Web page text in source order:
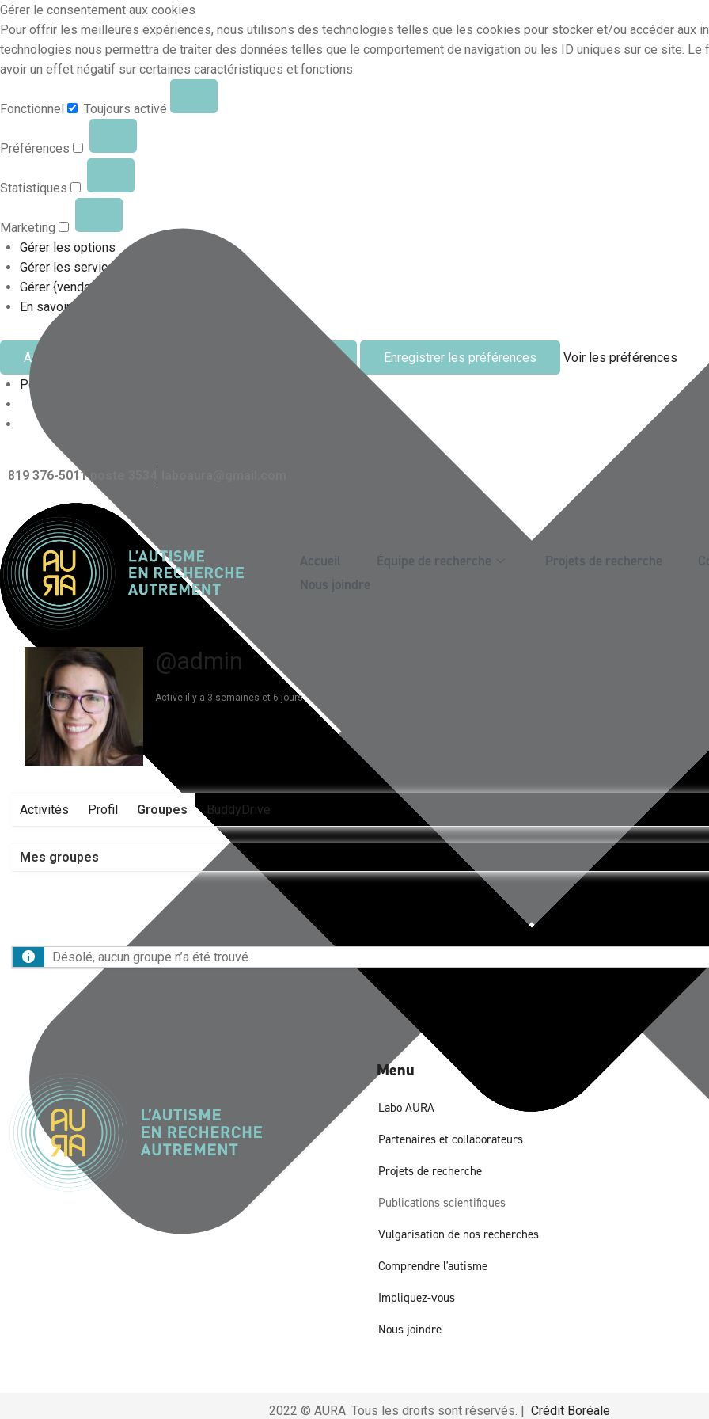
Gérer le consentement aux cookies
Pour offrir les meilleures expériences, nous utilisons des technologies telles que les cookies pour stocker et/ou accéder aux
technologies nous permettra de traiter des données telles que le comportement de navigation ou les ID uniques sur ce site.
avoir un effet négatif sur certaines caractéristiques et fonctions.
Fonctionnel Toujours activé
Préférences
Statistiques
Marketing
Gérer les options
Gérer les services
Gérer {vendor_count} fournisseurs
En savoir plus sur ces finalités
Accepter Enregistrer les préférences
Voir les préférences
Politique de confidentialité
819 376-5011 poste 3534
Accueil Équipe de recherche Projets de recherche
Nous joindre
@admin
Active il y a 3 semaines et 6 jours
Activités Profil Groupes BuddyDrive
Mes groupes
Désolé, aucun groupe n’a été trouvé.
Menu
Labo AURA
Partenaires et collaborateurs
Projets de recherche
Publications scientifiques
Vulgarisation de nos recherches
Comprendre l'autisme
Impliquez-vous
Nous joindre
2022 © AURA. Tous les droits sont réservés. | Crédit Boréale